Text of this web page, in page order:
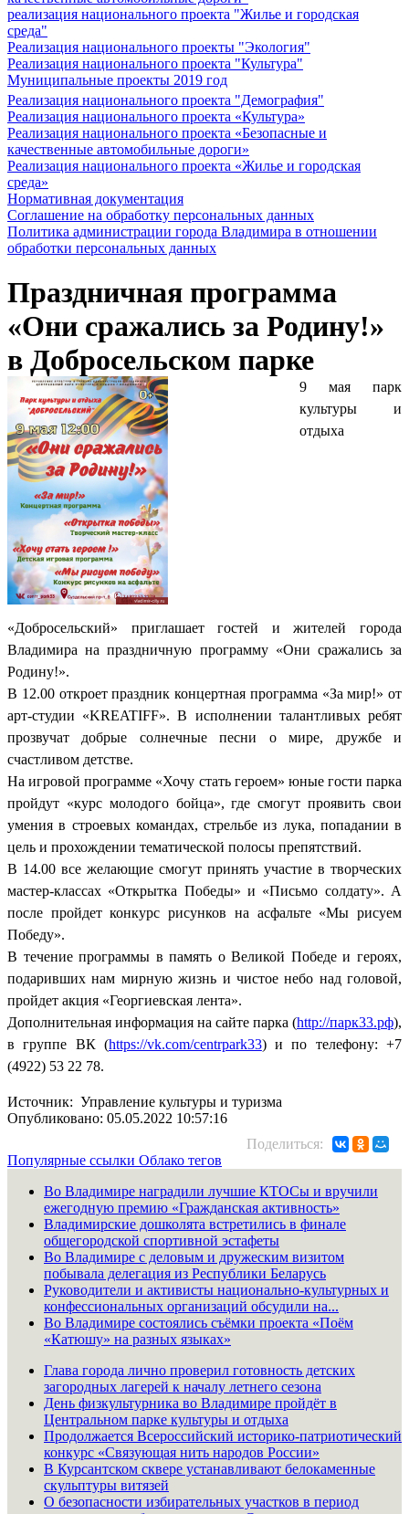
реализация национального проекта "Жилье и городская
среда"
Реализация национального проекты "Экология"
Реализация национального проекта "Культура"
Муниципальные проекты 2019 год
Реализация национального проекта "Демография"
Реализация национального проекта «Культура»
Реализация национального проекта «Безопасные и
качественные автомобильные дороги»
Реализация национального проекта «Жилье и городская
среда»
Нормативная документация
Соглашение на обработку персональных данных
Политика администрации города Владимира в отношении
обработки персональных данных
Праздничная программа
«Они сражались за Родину!»
в Добросельском парке
9 мая парк
культуры и
отдыха
«Добросельский» приглашает гостей и жителей города
Владимира на праздничную программу «Они сражались за
Родину!».
В 12.00 откроет праздник концертная программа «За мир!» от
арт-студии «KREATIFF». В исполнении талантливых ребят
прозвучат добрые солнечные песни о мире, дружбе и
счастливом детстве.
На игровой программе «Хочу стать героем» юные гости парка
пройдут «курс молодого бойца», где смогут проявить свои
умения в строевых командах, стрельбе из лука, попадании в
цель и прохождении тематической полосы препятствий.
В 14.00 все желающие смогут принять участие в творческих
мастер-классах «Открытка Победы» и «Письмо солдату». А
после пройдет конкурс рисунков на асфальте «Мы рисуем
Победу».
В течение программы в память о Великой Победе и героях,
подаривших нам мирную жизнь и чистое небо над головой,
пройдет акция «Георгиевская лента».
Дополнительная информация на сайте парка (http://парк33.рф),
в группе ВК (https://vk.com/centrpark33) и по телефону: +7
(4922) 53 22 78.
Источник: Управление культуры и туризма
Опубликовано: 05.05.2022 10:57:16
Поделиться:
Популярные ссылки Облако тегов
Во Владимире наградили лучшие КТОСы и вручили
ежегодную премию «Гражданская активность»
Владимирские дошколята встретились в финале
общегородской спортивной эстафеты
Во Владимире с деловым и дружеским визитом
побывала делегация из Республики Беларусь
Руководители и активисты национально-культурных и
конфессиональных организаций обсудили на...
Во Владимире состоялись съёмки проекта «Поём
«Катюшу» на разных языках»
Глава города лично проверил готовность детских
загородных лагерей к началу летнего сезона
День физкультурника во Владимире пройдёт в
Центральном парке культуры и отдыха
Продолжается Всероссийский историко-патриотический
конкурс «Связующая нить народов России»
В Курсантском сквере устанавливают белокаменные
скульптуры витязей
О безопасности избирательных участков в период